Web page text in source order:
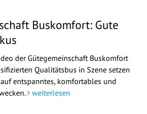
Buskomfort: Gute
der Gütegemeinschaft Buskomfort
Qualitätsbus in Szene setzen
entspanntes, komfortables und
weiterlesen